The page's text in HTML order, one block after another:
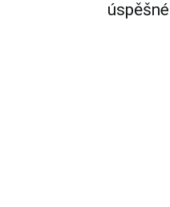
úspěšné